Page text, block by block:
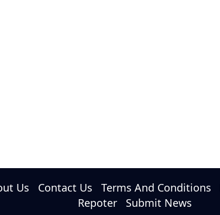
Us Contact Us Terms And Conditions
Repoter
Submit News